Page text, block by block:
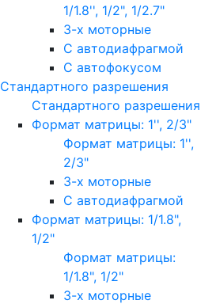
1/1.8'', 1/2", 1/2.7"
3-х моторные
С автодиафрагмой
С автофокусом
Стандартного разрешения
Стандартного разрешения
Формат матрицы: 1'', 2/3"
Формат матрицы: 1'',
2/3"
3-х моторные
С автодиафрагмой
Формат матрицы: 1/1.8",
1/2"
Формат матрицы:
1/1.8", 1/2"
3-х моторные